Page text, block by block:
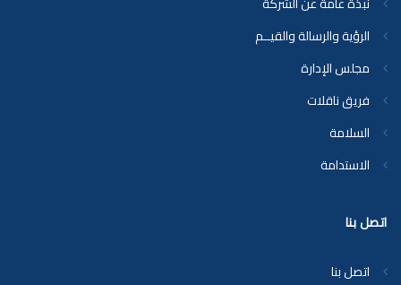
اتصل بنا
اتصل بنا
الرؤية والرسالة والقيــم
مجلس الإدارة
فريق ناقلات
السلامة
الاستدامة